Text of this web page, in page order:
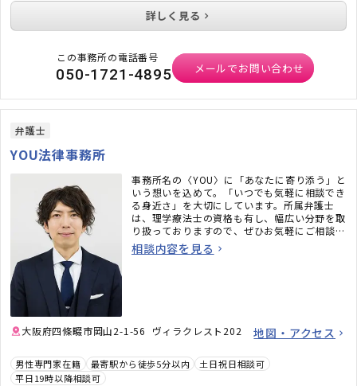
詳しく見る
この事務所の電話番号
050-1721-4895 メールでお問い合わせ
弁護士
YOU法律事務所
事務所名の〈YOU〉に「あなたに寄り添う」と
いう想いを込めて。「いつでも気軽に相談でき
る身近さ」を大切にしています。所属弁護士
は、理学療法士の資格も有し、幅広い分野を取
り扱っておりますので、ぜひお気軽にご相談く
ださい。
相談内容を見る
大阪府四條畷市岡山2-1-56 ヴィラクレスト202 地図・アクセス
男性専門家在籍 最寄駅から徒歩5分以内
土日祝日相談可
平日19時以降相談可